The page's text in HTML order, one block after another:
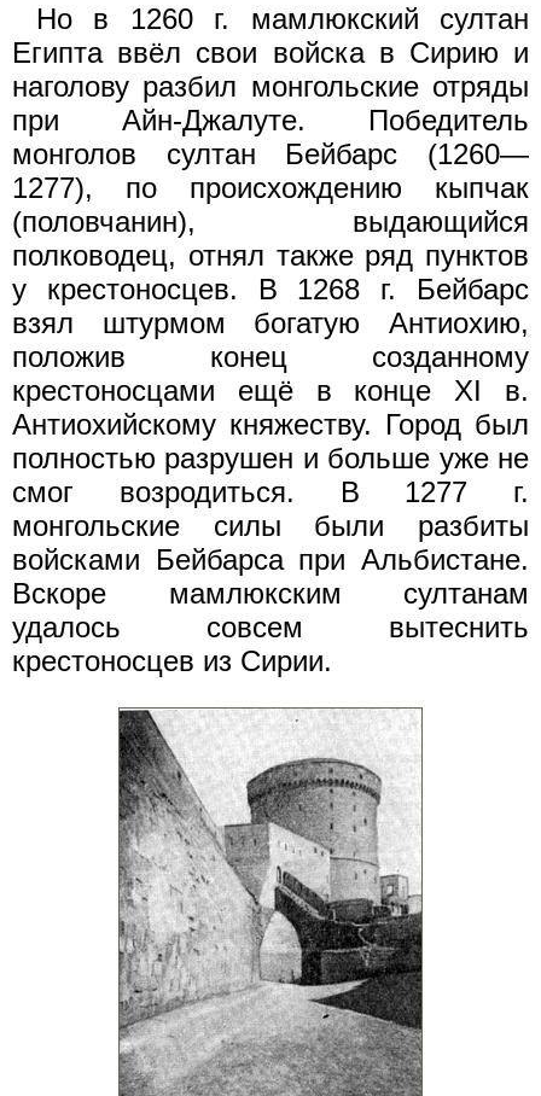
Но в 1260 г. мамлюкский султан
Египта ввёл свои войска в Сирию и
наголову разбил монгольские отряды
при Айн-Джалуте. Победитель
монголов султан Бейбарс (1260—
1277), по происхождению кыпчак
(половчанин), выдающийся
полководец, отнял также ряд пунктов
у крестоносцев. В 1268 г. Бейбарс
взял штурмом богатую Антиохию,
положив конец созданному
крестоносцами ещё в конце XI в.
Антиохийскому княжеству. Город был
полностью разрушен и больше уже не
смог возродиться. В 1277 г.
монгольские силы были разбиты
войсками Бейбарса при Альбистане.
Вскоре мамлюкским султанам
удалось совсем вытеснить
крестоносцев из Сирии.